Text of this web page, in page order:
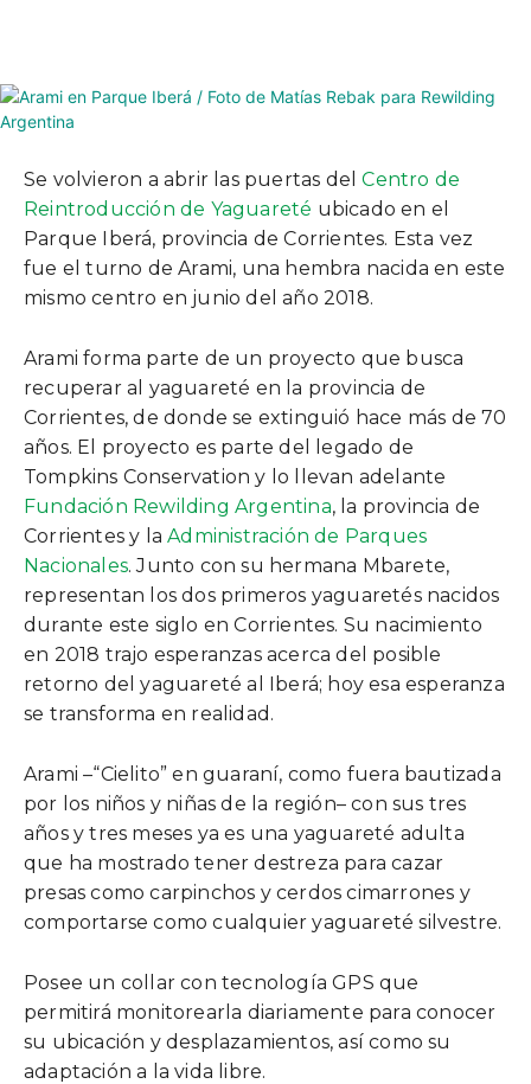
Se volvieron a abrir las puertas delCentro de
Reintroducción de Yaguareté ubicado en el
Parque Iberá, provincia de Corrientes. Esta vez
fue el turno de Arami, una hembra nacida en este
mismo centro en junio del año 2018.
Arami forma parte de un proyecto que busca
recuperar al yaguareté en la provincia de
Corrientes, de donde se extinguió hace más de 70
años. El proyecto es parte del legado de
Tompkins Conservation y lo llevan adelante
Fundación Rewilding Argentina, la provincia de
Corrientes y laAdministración de Parques
Nacionales. Junto con su hermana Mbarete,
representan los dos primeros yaguaretés nacidos
durante este siglo en Corrientes. Su nacimiento
en 2018 trajo esperanzas acerca del posible
retorno del yaguareté al Iberá; hoy esa esperanza
se transforma en realidad.
Arami –“Cielito” en guaraní, como fuera bautizada
por los niños y niñas de la región– con sus tres
años y tres meses ya es una yaguareté adulta
que ha mostrado tener destreza para cazar
presas como carpinchos y cerdos cimarrones y
comportarse como cualquier yaguareté silvestre.
Posee un collar con tecnología GPS que
permitirá monitorearla diariamente para conocer
su ubicación y desplazamientos, así como su
adaptación a la vida libre.